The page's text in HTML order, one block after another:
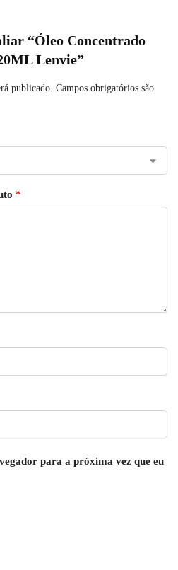
“Óleo Concentrado
Lenvie”
publicado. Campos obrigatórios são
*
para a próxima vez que eu